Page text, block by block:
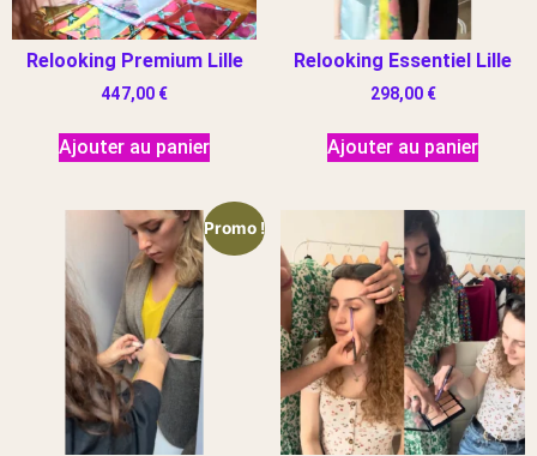
Relooking Premium Lille
447,00 €
Ajouter au panier
Relooking Essentiel Lille
298,00 €
Ajouter au panier
Promo !